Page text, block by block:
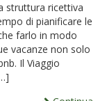
struttura ricettiva
di pianificare le
farlo in modo
vacanze non solo
Il Viaggio